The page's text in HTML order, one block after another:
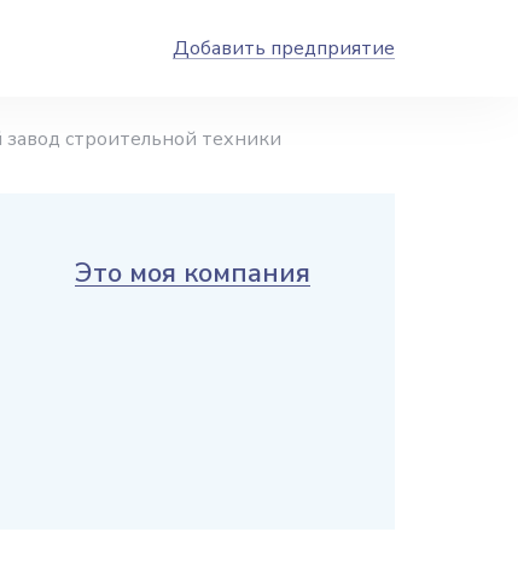
Добавить предприятие
строительной техники
Это моя компания